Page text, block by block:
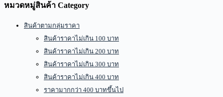
หมวดหมู่สินค้า Category
สินค้าตามกลุ่มราคา
สินค้าราคาไม่เกิน 100 บาท
สินค้าราคาไม่เกิน 200 บาท
สินค้าราคาไม่เกิน 300 บาท
สินค้าราคาไม่เกิน 400 บาท
ราคามากกว่า 400 บาทขึ้นไป